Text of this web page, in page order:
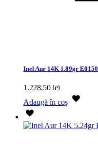
Inel Aur 14K 1.89gr E0150
1.228,50 lei
Adaugă în coș